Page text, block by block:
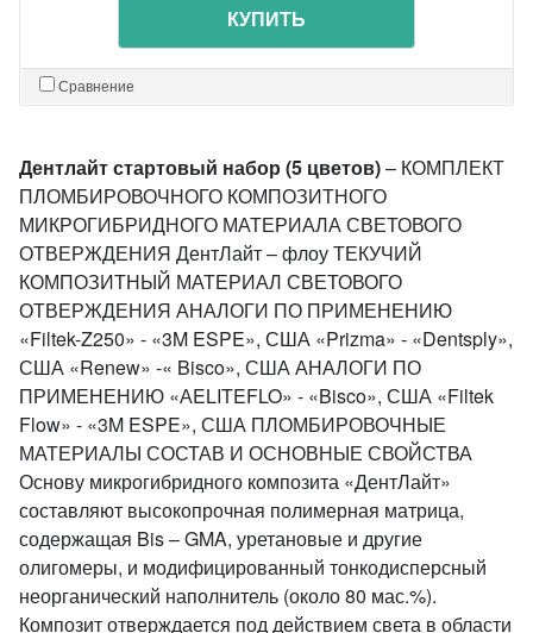
КУПИТЬ
Сравнение
Дентлайт стартовый набор (5 цветов)– КОМПЛЕКТ
ПЛОМБИРОВОЧНОГО КОМПОЗИТНОГО
МИКРОГИБРИДНОГО МАТЕРИАЛА СВЕТОВОГО
ОТВЕРЖДЕНИЯ ДентЛайт – флоу ТЕКУЧИЙ
КОМПОЗИТНЫЙ МАТЕРИАЛ СВЕТОВОГО
ОТВЕРЖДЕНИЯ АНАЛОГИ ПО ПРИМЕНЕНИЮ
«Filtek-Z250» - «3M ESPE», США «Prizma» - «Dentsply»,
США «Renew» -« Bisco», США АНАЛОГИ ПО
ПРИМЕНЕНИЮ «АELITEFLO» - «Bisco», США «Filtek
Flow» - «3M ESPE», США ПЛОМБИРОВОЧНЫЕ
МАТЕРИАЛЫ СОСТАВ И ОСНОВНЫЕ СВОЙСТВА
Основу микрогибридного композита «ДентЛайт»
составляют высокопрочная полимерная матрица,
содержащая Bis – GMA, уретановые и другие
олигомеры, и модифицированный тонкодисперсный
неорганический наполнитель (около 80 мас.%).
Композит отверждается под действием света в области